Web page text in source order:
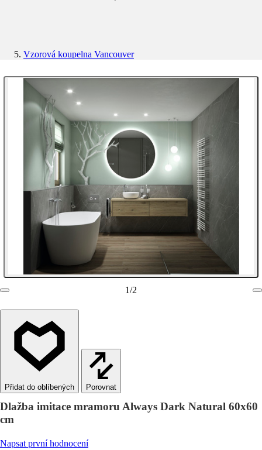
Vzorová koupelna Vancouver
1/2
Porovnat
Dlažba imitace mramoru Always Dark Natural 60x60
cm
Napsat první hodnocení